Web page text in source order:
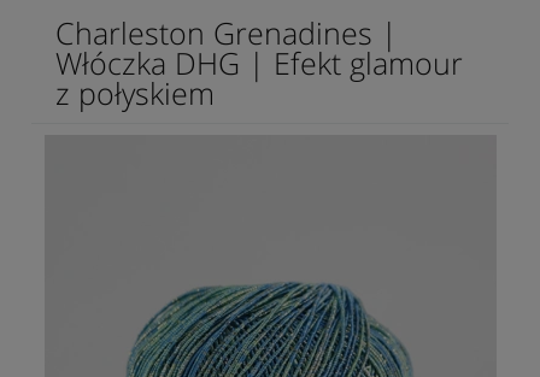
Charleston Grenadines |
Włóczka DHG | Efekt glamour
z połyskiem